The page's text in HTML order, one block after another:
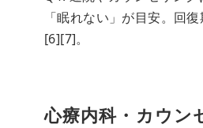
「眠れない」が目安。回
[6][7]。
心療内科・カウン